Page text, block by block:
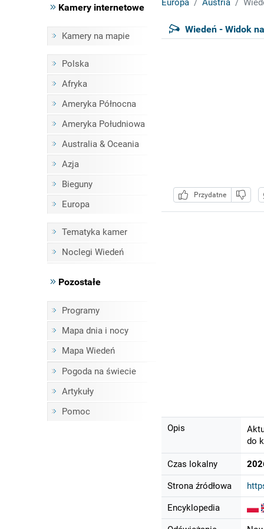
Kamery internetowe
Kamery na mapie
Polska
Afryka
Ameryka Północna
Ameryka Południowa
Australia & Oceania
Azja
Bieguny
Europa
Tematyka kamer
Noclegi Wiedeń
Pozostałe
Programy
Mapa dnia i nocy
Mapa Wiedeń
Pogoda na świecie
Artykuły
Pomoc
Wiedeń - Widok
Przydatne
Opis
do
Czas lokalny
Strona źródłowa
Encyklopedia